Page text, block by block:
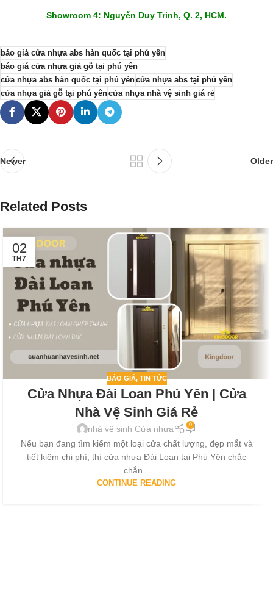
Showroom 4: Nguyễn Duy Trinh, Q. 2, HCM.
báo giá cửa nhựa abs hàn quốc tại phú yên
báo giá cửa nhựa giả gỗ tại phú yên
cửa nhựa abs hàn quốc tại phú yêncửa nhựa abs tại phú yên
cửa nhựa giả gỗ tại phú yêncửa nhựa nhà vệ sinh giá rẻ
Newer Older
Related Posts
02
TH7
BÁO GIÁ, TIN TỨC
Cửa Nhựa Đài Loan Phú Yên | Cửa
Nhà Vệ Sinh Giá Rẻ
nhà vệ sinh Cửa nhựa 0
Nếu bạn đang tìm kiếm một loại cửa chất lượng, đẹp mắt và
tiết kiệm chi phí, thì cửa nhựa Đài Loan tại Phú Yên chắc
chắn...
CONTINUE READING